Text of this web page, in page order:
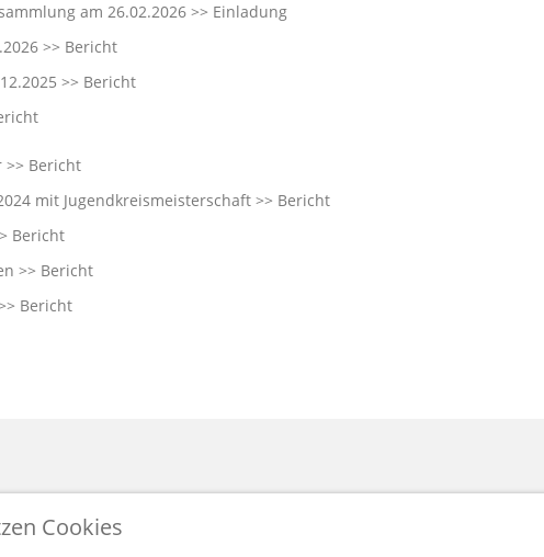
am 26.02.2026 >> Einladung
>> Bericht
>> Bericht
>> Bericht
mit Jugendkreismeisterschaft >> Bericht
Bericht
>> Bericht
Bericht
Cookies